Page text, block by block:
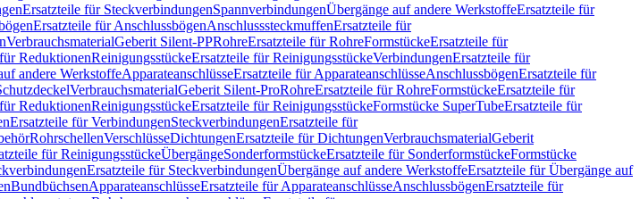
Ersatzteile für SteckverbindungenSpannverbindungenÜbergänge auf andere WerkstoffeErsatzteile für
Ersatzteile für AnschlussbögenAnschlusssteckmuffenErsatzteile für
VerbrauchsmaterialGeberit Silent-PPRohreErsatzteile für RohreFormstückeErsatzteile für
ReduktionenReinigungsstückeErsatzteile für ReinigungsstückeVerbindungenErsatzteile für
andere WerkstoffeApparateanschlüsseErsatzteile für ApparateanschlüsseAnschlussbögenErsatzteile für
VerbrauchsmaterialGeberit Silent-ProRohreErsatzteile für RohreFormstückeErsatzteile für
ReduktionenReinigungsstückeErsatzteile für ReinigungsstückeFormstücke SuperTubeErsatzteile für
Ersatzteile für VerbindungenSteckverbindungenErsatzteile für
RohrschellenVerschlüsseDichtungenErsatzteile für DichtungenVerbrauchsmaterialGeberit
für ReinigungsstückeÜbergängeSonderformstückeErsatzteile für SonderformstückeFormstücke
Ersatzteile für SteckverbindungenÜbergänge auf andere WerkstoffeErsatzteile für Übergänge auf
BundbüchsenApparateanschlüsseErsatzteile für ApparateanschlüsseAnschlussbögenErsatzteile für